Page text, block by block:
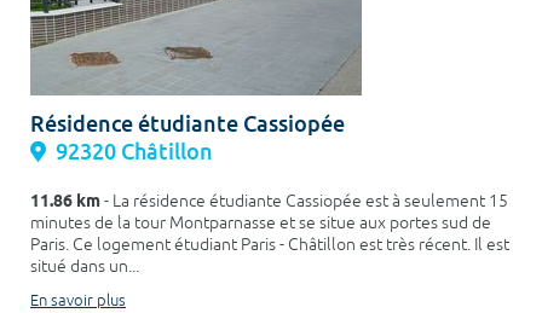
Résidence étudiante Cassiopée
92320 Châtillon
11.86 km- La résidence étudiante Cassiopée est à seulement 15
minutes de la tour Montparnasse et se situe aux portes sud de
Paris. Ce logement étudiant Paris - Châtillon est très récent. Il est
situé dans un...
En savoir plus